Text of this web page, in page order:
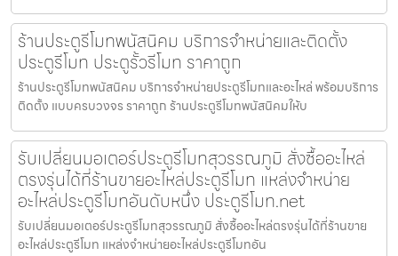
ร้านประตูรีโมทพนัสนิคม บริการจำหน่ายและติดตั้ง
ประตูรีโมท ประตูรั้วรีโมท ราคาถูก
ร้านประตูรีโมทพนัสนิคม บริการจำหน่ายประตูรีโมทและอะไหล่ พร้อมบริการ
ติดตั้ง แบบครบวงจร ราคาถูก ร้านประตูรีโมทพนัสนิคมให้บ
รับเปลี่ยนมอเตอร์ประตูรีโมทสุวรรณภูมิ สั่งซื้ออะไหล่
ตรงรุ่นได้ที่ร้านขายอะไหล่ประตูรีโมท แหล่งจำหน่าย
อะไหล่ประตูรีโมทอันดับหนึ่ง ประตูรีโมท.net
รับเปลี่ยนมอเตอร์ประตูรีโมทสุวรรณภูมิ สั่งซื้ออะไหล่ตรงรุ่นได้ที่ร้านขาย
อะไหล่ประตูรีโมท แหล่งจำหน่ายอะไหล่ประตูรีโมทอัน